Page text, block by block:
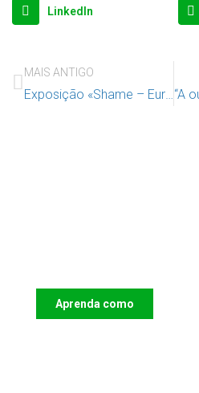
LinkedIn
MAIS ANTIGO
Aprenda como